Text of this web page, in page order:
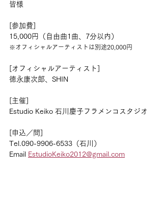
皆様
[参加費]
15,000円（自由曲1曲、7分以内）
※オフィシャルアーティストは別途20,000円
[オフィシャルアーティスト]
徳永康次郎、SHIN
[主催]
Estudio Keiko 石川慶子フラメンコスタジオ
[申込／問]
Tel.090-9906-6533（石川）
Email
EstudioKeiko2012@gmail.com